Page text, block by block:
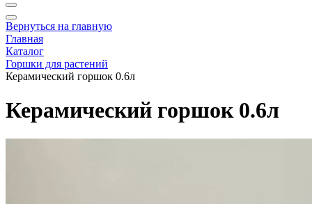
Вернуться на главную
Главная
Каталог
Горшки для растений
Керамический горшок 0.6л
Керамический горшок 0.6л